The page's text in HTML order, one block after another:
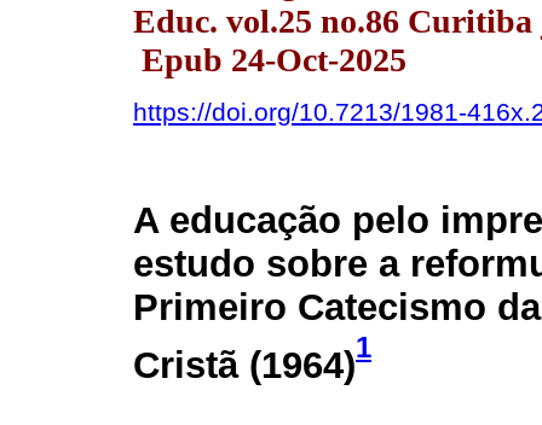
Educ. vol.25 no.86 Curitiba
Epub 24-Oct-2025
https://doi.org/10.7213/1981-
A educação pelo
estudo sobre a
Primeiro Catecismo
Cristã (1964)1